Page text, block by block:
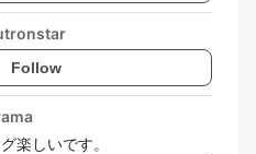
Follow
楽しいです。